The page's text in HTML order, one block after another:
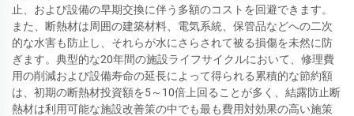
止、および設備の早期交換に伴う多額のコストを回避できます。
また、断熱材は周囲の建築材料、電気系統、保管品などへの二次
的な水害も防止し、それらが水にさらされて被る損傷を未然に防
ぎます。典型的な20年間の施設ライフサイクルにおいて、修理費
用の削減および設備寿命の延長によって得られる累積的な節約額
は、初期の断熱材投資額を5～10倍上回ることが多く、結露防止断
熱材は利用可能な施設改善策の中でも最も費用対効果の高い施策